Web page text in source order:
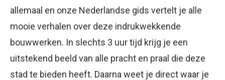
allemaal en onze Nederlandse gids vertelt je alle
mooie verhalen over deze indrukwekkende
bouwwerken. In slechts 3 uur tijd krijg je een
uitstekend beeld van alle pracht en praal die deze
stad te bieden heeft. Daarna weet je direct waar je